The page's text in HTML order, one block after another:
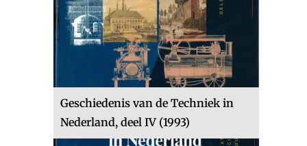
Geschiedenis van de Techniek in
Nederland, deel IV (1993)